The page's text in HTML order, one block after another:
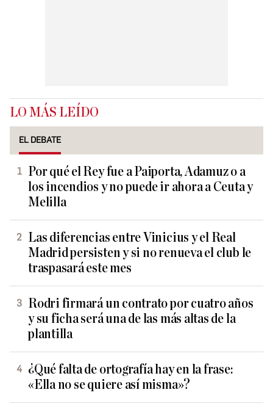
LO MÁS LEÍDO
EL DEBATE
Por qué el Rey fue a Paiporta, Adamuz o a
los incendios y no puede ir ahora a Ceuta y
Melilla
Las diferencias entre Vinicius y el Real
Madrid persisten y si no renueva el club le
traspasará este mes
Rodri firmará un contrato por cuatro años
y su ficha será una de las más altas de la
plantilla
¿Qué falta de ortografía hay en la frase:
«Ella no se quiere así misma»?